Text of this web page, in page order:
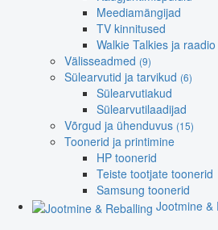
Meediamängijad
TV kinnitused
Walkie Talkies ja raadio
Välisseadmed (9)
Sülearvutid ja tarvikud (6)
Sülearvutiakud
Sülearvutilaadijad
Võrgud ja ühenduvus (15)
Toonerid ja printimine
HP toonerid
Teiste tootjate toonerid
Samsung toonerid
Jootmine &